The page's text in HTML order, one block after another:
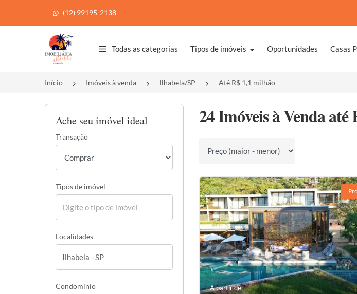
(12) 99195-2138
Página inicial
Todas as categorias Tipos de imóveis Oportunidades Casas
Início Imóveis à venda Ilhabela/SP Até R$ 1,1 milhão
Ache seu imóvel ideal
Transação
Tipos de imóvel
Localidades
Condomínio
24 Imóveis à Venda
Ordenar por
A partir de: